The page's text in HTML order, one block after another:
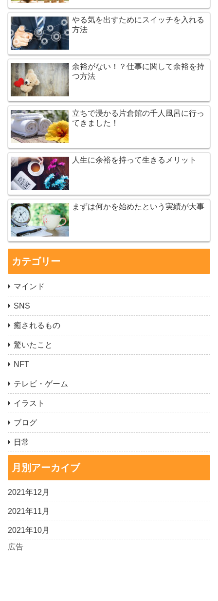
やる気を出すためにスイッチを入れる
方法
余裕がない！？仕事に関して余裕を持
つ方法
立ちで浸かる片倉館の千人風呂に行っ
てきました！
人生に余裕を持って生きるメリット
まずは何かを始めたという実績が大事
カテゴリー
マインド
SNS
癒されるもの
驚いたこと
NFT
テレビ・ゲーム
イラスト
ブログ
日常
月別アーカイブ
2021年12月
2021年11月
2021年10月
広告